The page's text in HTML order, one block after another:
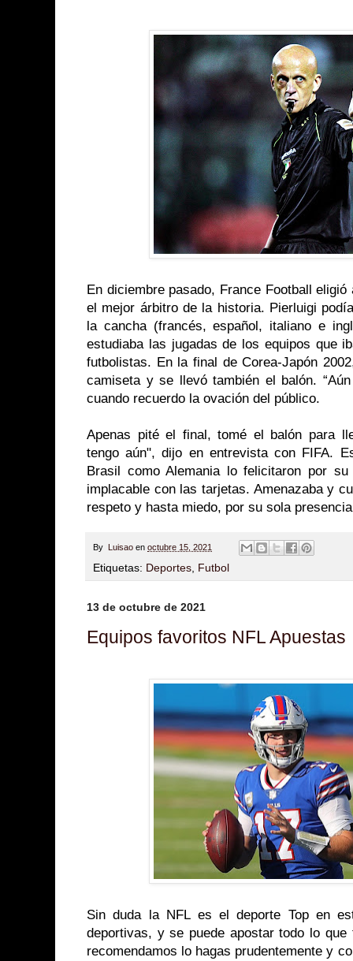
En diciembre pasado, France Football
el mejor árbitro de la historia. Pierluigi
la cancha (francés, español, italiano e
estudiaba las jugadas de los equipos que
futbolistas. En la final de Corea-Japón
camiseta y se llevó también el balón.
cuando recuerdo la ovación del público.
Apenas pité el final, tomé el balón para
tengo aún", dijo en entrevista con FIFA.
Brasil como Alemania lo felicitaron por
implacable con las tarjetas. Amenazaba y
respeto y hasta miedo, por su sola
By Luisao en octubre 15, 2021
Etiquetas: Deportes, Futbol
13 de octubre de 2021
Equipos favoritos NFL Apuestas
Sin duda la NFL es el deporte Top en
deportivas, y se puede apostar todo lo
recomendamos lo hagas prudentemente y